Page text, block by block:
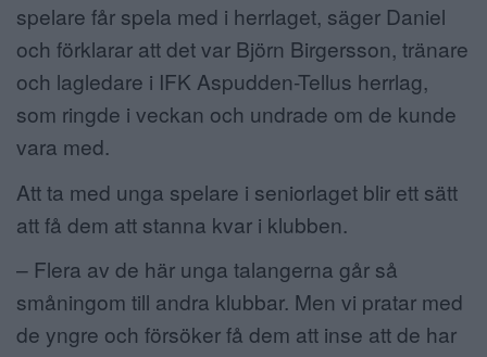
spelare får spela med i herrlaget, säger Daniel
och förklarar att det var Björn Birgersson, tränare
och lagledare i IFK Aspudden-Tellus herrlag,
som ringde i veckan och undrade om de kunde
vara med.
Att ta med unga spelare i seniorlaget blir ett sätt
att få dem att stanna kvar i klubben.
– Flera av de här unga talangerna går så
småningom till andra klubbar. Men vi pratar med
de yngre och försöker få dem att inse att de har